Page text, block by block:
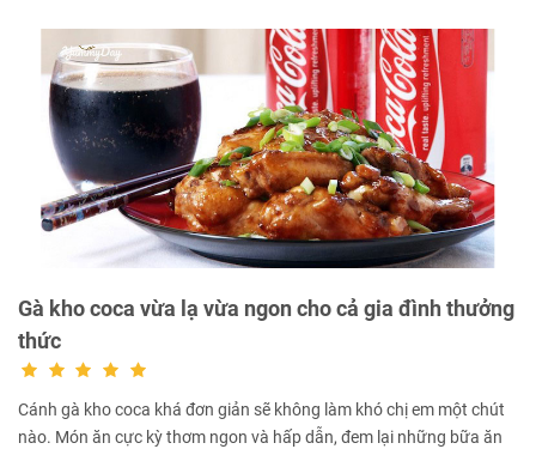
Gà kho coca vừa lạ vừa ngon cho cả gia đình thưởng
thức
Cánh gà kho coca khá đơn giản sẽ không làm khó chị em một chút
nào. Món ăn cực kỳ thơm ngon và hấp dẫn, đem lại những bữa ăn